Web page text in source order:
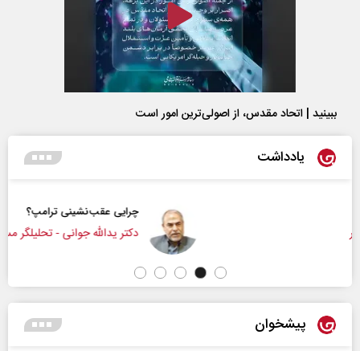
ببینید | اتحاد مقدس، از اصولی‌ترین امور است
یادداشت
چرایی عقب‌نشینی ترامپ؟
دکتر یدالله جوانی - تحلیلگر مسائل سیاسی
پیشخوان